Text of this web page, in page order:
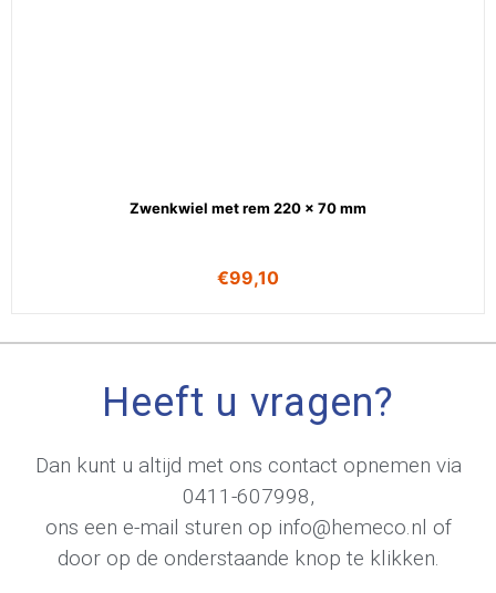
Zwenkwiel met rem 220 x 70 mm
€99,10
Heeft u vragen?
Dan kunt u altijd met ons contact opnemen via
0411-607998,
ons een e-mail sturen op info@hemeco.nl of
door op de onderstaande knop te klikken.